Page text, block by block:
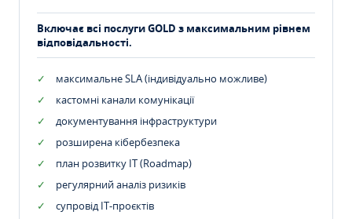
Включає всі послуги GOLD з максимальним рівнем
відповідальності.
максимальне SLA (індивідуально можливе)
кастомні канали комунікації
документування інфраструктури
розширена кібербезпека
план розвитку IT (Roadmap)
регулярний аналіз ризиків
супровід ІТ-проєктів